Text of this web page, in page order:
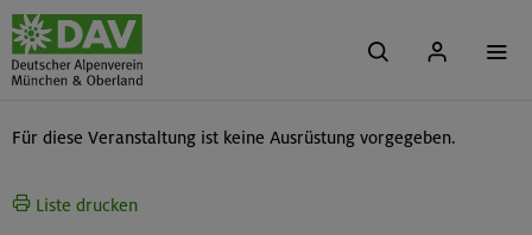
Für diese Veranstaltung ist keine Ausrüstung vorgegeben.
Liste drucken